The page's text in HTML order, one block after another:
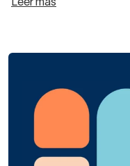
Leer más